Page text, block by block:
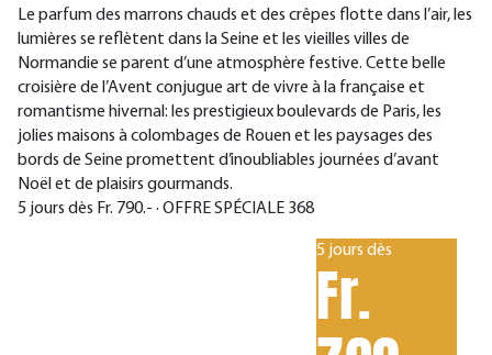
Le parfum des marrons chauds et des crêpes flotte dans l’air, les
lumières se reflètent dans la Seine et les vieilles villes de
Normandie se parent d’une atmosphère festive. Cette belle
croisière de l’Avent conjugue art de vivre à la française et
romantisme hivernal: les prestigieux boulevards de Paris, les
jolies maisons à colombages de Rouen et les paysages des
bords de Seine promettent d’inoubliables journées d’avant
Noël et de plaisirs gourmands.
5 jours dès Fr. 790.- · OFFRE SPÉCIALE 368
5 jours dès
Fr.